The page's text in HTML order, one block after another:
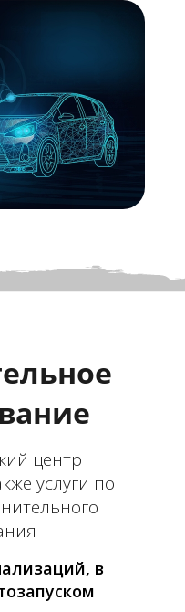
центр
услуги по
в